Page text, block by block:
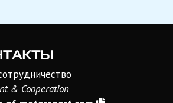
& Cooperation